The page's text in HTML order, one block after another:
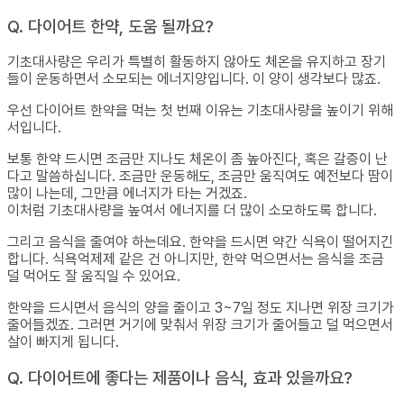
Q. 다이어트 한약, 도움 될까요?
기초대사량은 우리가 특별히 활동하지 않아도 체온을 유지하고 장기
들이 운동하면서 소모되는 에너지양입니다. 이 양이 생각보다 많죠.
우선 다이어트 한약을 먹는 첫 번째 이유는 기초대사량을 높이기 위해
서입니다.
보통 한약 드시면 조금만 지나도 체온이 좀 높아진다, 혹은 갈증이 난
다고 말씀하십니다. 조금만 운동해도, 조금만 움직여도 예전보다 땀이
많이 나는데, 그만큼 에너지가 타는 거겠죠.
이처럼 기초대사량을 높여서 에너지를 더 많이 소모하도록 합니다.
그리고 음식을 줄여야 하는데요. 한약을 드시면 약간 식욕이 떨어지긴
합니다. 식욕억제제 같은 건 아니지만, 한약 먹으면서는 음식을 조금
덜 먹어도 잘 움직일 수 있어요.
한약을 드시면서 음식의 양을 줄이고 3~7일 정도 지나면 위장 크기가
줄어들겠죠. 그러면 거기에 맞춰서 위장 크기가 줄어들고 덜 먹으면서
살이 빠지게 됩니다.
Q. 다이어트에 좋다는 제품이나 음식, 효과 있을까요?